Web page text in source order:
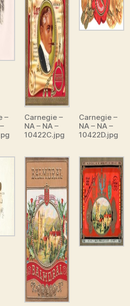
–
Carnegie –
NA – NA –
10422C.jpg
Carnegie –
NA – NA –
10422D.jpg